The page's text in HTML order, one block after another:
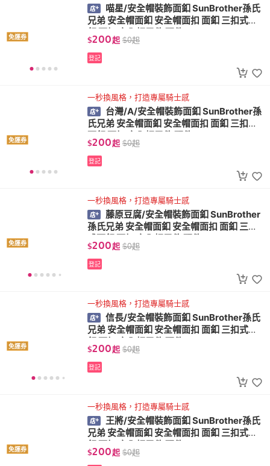
免運券
喵星/安全帽裝飾面釦 SunBrother孫氏
兄弟 安全帽面釦 安全帽面扣 面釦 三扣式面
釦 面扣 安全帽零件 配件
$200起 $0起
登記
免運券
一秒換風格，打造專屬騎士感
台灣/A/安全帽裝飾面釦 SunBrother孫
氏兄弟 安全帽面釦 安全帽面扣 面釦 三扣式
面釦 面扣 安全帽零件 配件
$200起 $0起
登記
免運券
一秒換風格，打造專屬騎士感
藤原豆腐/安全帽裝飾面釦 SunBrother
孫氏兄弟 安全帽面釦 安全帽面扣 面釦 三扣
式面釦 面扣 安全帽零件 配件
$200起 $0起
登記
免運券
一秒換風格，打造專屬騎士感
信長/安全帽裝飾面釦 SunBrother孫氏
兄弟 安全帽面釦 安全帽面扣 面釦 三扣式面
釦 面扣 安全帽零件 配件
$200起 $0起
登記
免運券
一秒換風格，打造專屬騎士感
王將/安全帽裝飾面釦 SunBrother孫氏
兄弟 安全帽面釦 安全帽面扣 面釦 三扣式面
釦 面扣 安全帽零件 配件
$200起 $0起